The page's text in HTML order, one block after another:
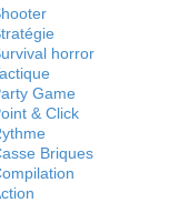
horror
Game
& Click
Briques